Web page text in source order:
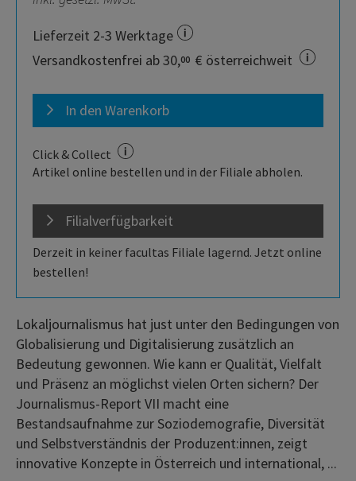
Lieferzeit 2-3 Werktage
Versandkostenfrei ab 30,00 € österreichweit
In den Warenkorb
Click & Collect
Artikel online bestellen und in der Filiale abholen.
Filialverfügbarkeit
Derzeit in keiner facultas Filiale lagernd. Jetzt online
bestellen!
Lokaljournalismus hat just unter den Bedingungen von
Globalisierung und Digitalisierung zusätzlich an
Bedeutung gewonnen. Wie kann er Qualität, Vielfalt
und Präsenz an möglichst vielen Orten sichern? Der
Journalismus-Report VII macht eine
Bestandsaufnahme zur Soziodemografie, Diversität
und Selbstverständnis der Produzent:innen, zeigt
innovative Konzepte in Österreich und international, ...